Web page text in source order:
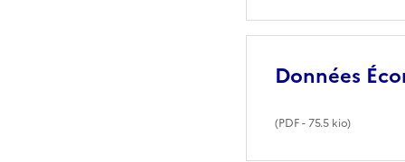
Données
(PDF- 75.5 kio)